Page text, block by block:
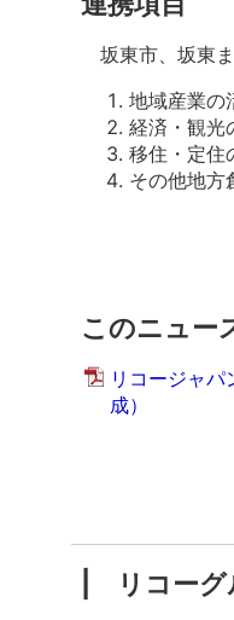
坂東市、坂東
地域産業の
経済・観光
移住・定住
その他地方
このニュー
リコージャ
成）
| リコーグ